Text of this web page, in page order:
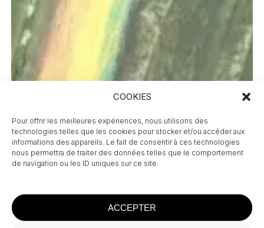
COOKIES
Pour offrir les meilleures expériences, nous utilisons des
technologies telles que les cookies pour stocker et/ou accéder aux
informations des appareils. Le fait de consentir à ces technologies
nous permettra de traiter des données telles que le comportement
de navigation ou les ID uniques sur ce site.
ACCEPTER